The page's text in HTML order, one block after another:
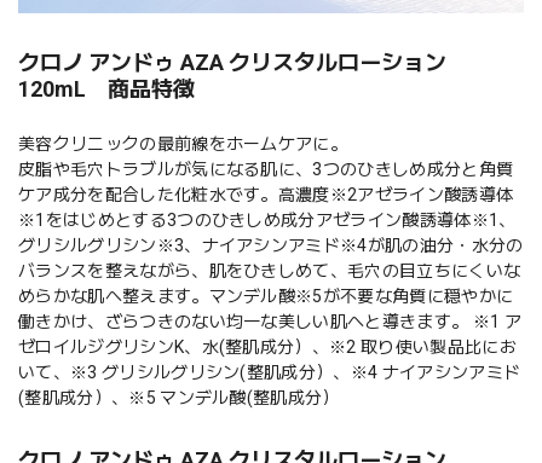
クロノ アンドゥ AZA クリスタルローション
120mL 商品特徴
美容クリニックの最前線をホームケアに。
皮脂や毛穴トラブルが気になる肌に、3つのひきしめ成分と角質
ケア成分を配合した化粧水です。高濃度※2アゼライン酸誘導体
※1をはじめとする3つのひきしめ成分アゼライン酸誘導体※1、
グリシルグリシン※3、ナイアシンアミド※4が肌の油分・水分の
バランスを整えながら、肌をひきしめて、毛穴の目立ちにくいな
めらかな肌へ整えます。マンデル酸※5が不要な角質に穏やかに
働きかけ、ざらつきのない均一な美しい肌へと導きます。 ※1 ア
ゼロイルジグリシンK、水(整肌成分）、※2 取り使い製品比にお
いて、※3 グリシルグリシン(整肌成分）、※4 ナイアシンアミド
(整肌成分）、※5 マンデル酸(整肌成分）